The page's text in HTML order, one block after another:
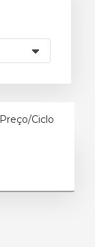
Preço/Ciclo